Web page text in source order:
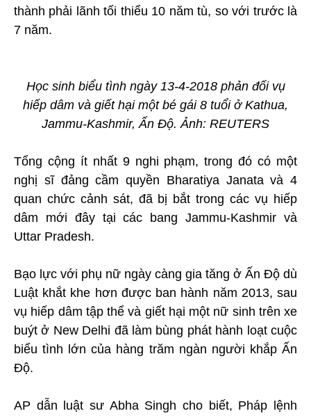
thành phải lãnh tối thiểu 10 năm tù, so với trước là
7 năm.
Học sinh biểu tình ngày 13-4-2018 phản đối vụ
hiếp dâm và giết hại một bé gái 8 tuổi ở Kathua,
Jammu-Kashmir, Ấn Độ. Ảnh: REUTERS
Tổng cộng ít nhất 9 nghi phạm, trong đó có một
nghị sĩ đảng cầm quyền Bharatiya Janata và 4
quan chức cảnh sát, đã bị bắt trong các vụ hiếp
dâm mới đây tại các bang Jammu-Kashmir và
Uttar Pradesh.
Bạo lực với phụ nữ ngày càng gia tăng ở Ấn Độ dù
Luật khắt khe hơn được ban hành năm 2013, sau
vụ hiếp dâm tập thể và giết hại một nữ sinh trên xe
buýt ở New Delhi đã làm bùng phát hành loạt cuộc
biểu tình lớn của hàng trăm ngàn người khắp Ấn
Độ.
AP dẫn luật sư Abha Singh cho biết, Pháp lệnh